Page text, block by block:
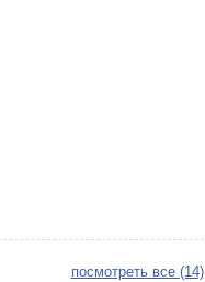
посмотреть все (14)